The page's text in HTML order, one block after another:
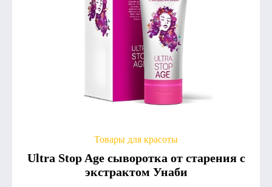
Товары для красоты
Ultra Stop Age сыворотка от старения с
экстрактом Унаби